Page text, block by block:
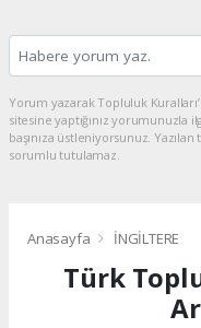
Yorum yazarak Topluluk
sitesine yaptığınız yorumunuzla
başınıza üstleniyorsunuz.
sorumlu tutulamaz.
Anasayfa İNGİLTERE
Türk